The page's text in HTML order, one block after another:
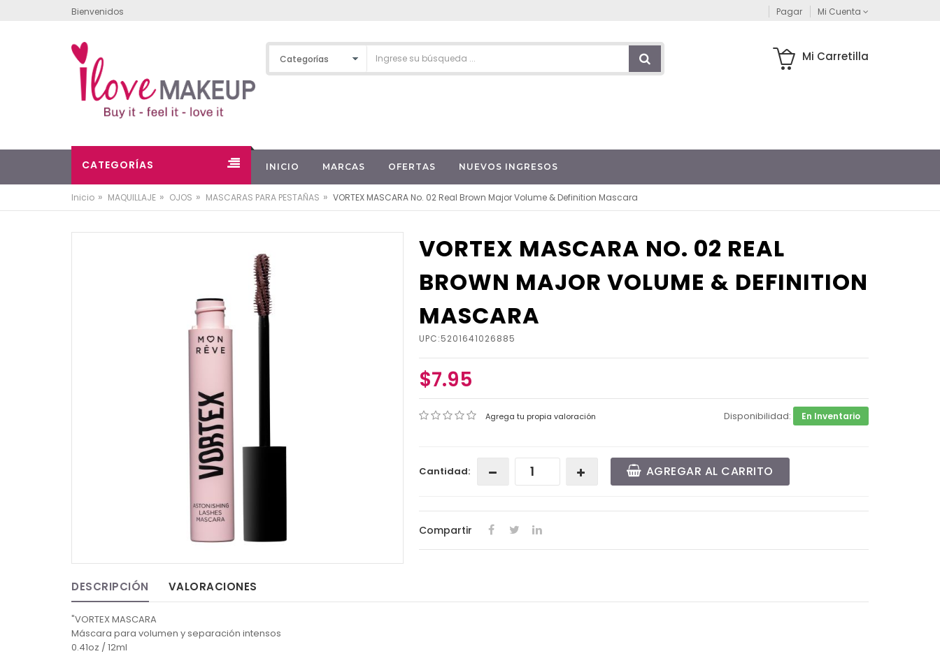
Bienvenidos Pagar Mi Cuenta
Mi Carretilla
CATEGORÍAS INICIO MARCAS OFERTAS NUEVOS INGRESOS
Inicio » MAQUILLAJE » OJOS » MASCARAS PARA PESTAÑAS » VORTEX MASCARA No. 02 Real Brown Major Volume & Definition Mascara
VORTEX MASCARA NO. 02 REAL
BROWN MAJOR VOLUME & DEFINITION
MASCARA
UPC:5201641026885
$7.95
Agrega tu propia valoración Disponibilidad: En Inventario
Cantidad: AGREGAR AL CARRITO
Compartir
DESCRIPCIÓN VALORACIONES
"VORTEX MASCARA
Máscara para volumen y separación intensos
0.41oz / 12ml